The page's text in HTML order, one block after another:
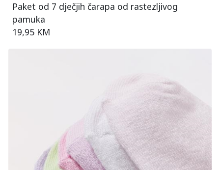
Paket od 7 dječjih čarapa od rastezljivog
pamuka
19,95 KM